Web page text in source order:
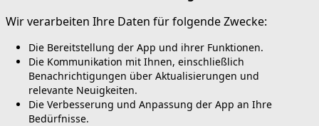
Wir verarbeiten Ihre Daten für folgende Zwecke:
Die Bereitstellung der App und ihrer Funktionen.
Die Kommunikation mit Ihnen, einschließlich
Benachrichtigungen über Aktualisierungen und
relevante Neuigkeiten.
Die Verbesserung und Anpassung der App an Ihre
Bedürfnisse.